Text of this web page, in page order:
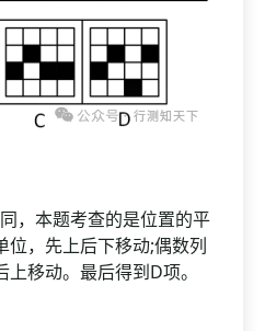
本题考查的是位置的平
位，先上后下移动;偶数列
移动。最后得到D项。